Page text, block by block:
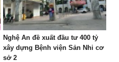
Nghệ An đề xuất đầu tư 400 tỷ
xây dựng Bệnh viện Sản Nhi cơ
sở 2